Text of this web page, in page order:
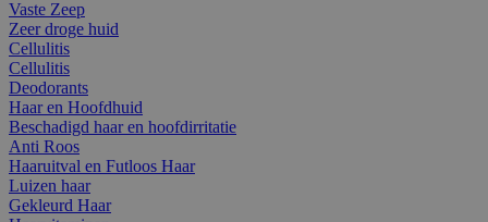
Vaste Zeep
Zeer droge huid
Cellulitis
Cellulitis
Deodorants
Haar en Hoofdhuid
Beschadigd haar en hoofdirritatie
Anti Roos
Haaruitval en Futloos Haar
Luizen haar
Gekleurd Haar